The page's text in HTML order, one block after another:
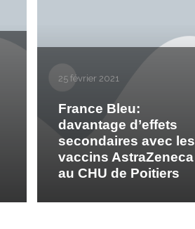
25 février 2021
France Bleu:
davantage d’effets
secondaires avec les
vaccins AstraZeneca
au CHU de Poitiers